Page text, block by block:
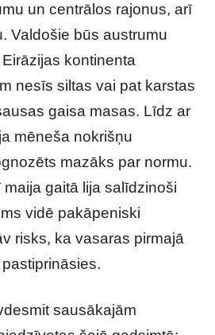
un centrālos rajonus, arī
Valdošie būs austrumu
kontinenta
nesīs siltas vai pat karstas
gaisa masas. Līdz ar
mēneša nokrišņu
mazāks par normu.
gaitā lija salīdzinoši
vidē pakāpeniski
risks, ka vasaras pirmajā
sausākajām